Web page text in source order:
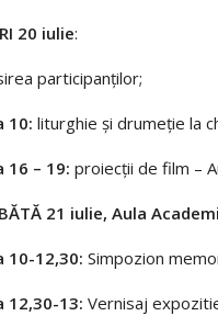
20 iulie:
participanților;
10: liturghie și drumeție la
16 – 19: proiecții de film –
21 iulie, Aula
10-12,30: Simpozion
12,30-13: Vernisaj